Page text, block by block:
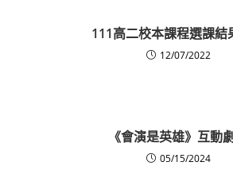
111高二校本課程選課結
12/07/2022
《會演是英雄》互動
05/15/2024